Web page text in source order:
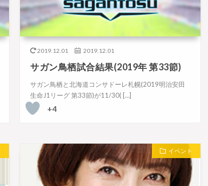
2019.12.01 2019.12.01
サガン鳥栖試合結果(2019年 第33節)
サガン鳥栖と北海道コンサドーレ札幌(2019明治安田
生命J1リーグ 第33節)が11/30( […]
+4
イベント